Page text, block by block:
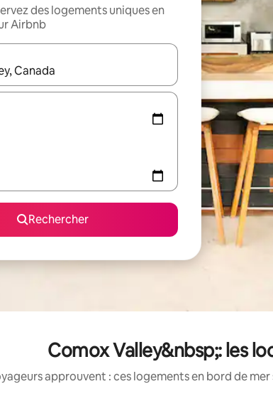
des logements uniques en
Airbnb
s'affichent, utilisez les flèches vers le haut et vers
Rechercher
Comox Valley&nbsp;: les
approuvent : ces logements en bord de